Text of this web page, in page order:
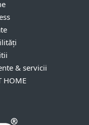
& servicii
HOME